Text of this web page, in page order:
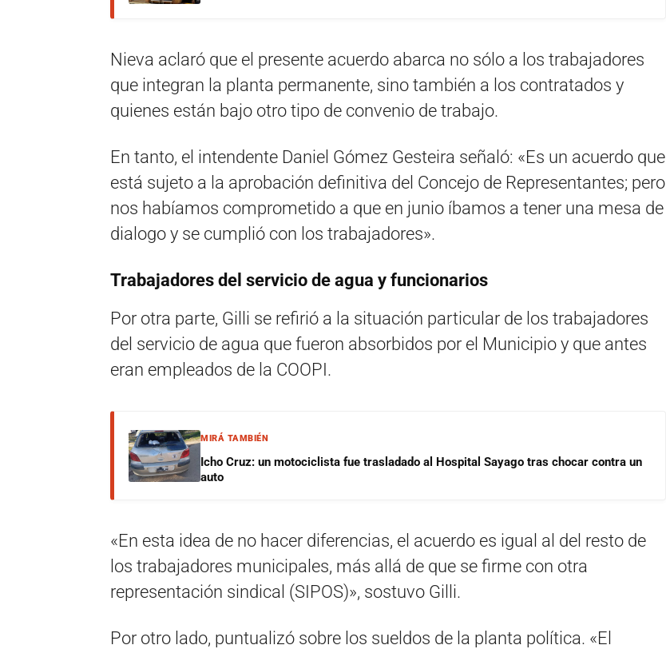
Nieva aclaró que el presente acuerdo abarca no sólo a los trabajadores
que integran la planta permanente, sino también a los contratados y
quienes están bajo otro tipo de convenio de trabajo.
En tanto, el intendente Daniel Gómez Gesteira señaló: «Es un acuerdo que
está sujeto a la aprobación definitiva del Concejo de Representantes; pero
nos habíamos comprometido a que en junio íbamos a tener una mesa de
dialogo y se cumplió con los trabajadores».
Trabajadores del servicio de agua y funcionarios
Por otra parte, Gilli se refirió a la situación particular de los trabajadores
del servicio de agua que fueron absorbidos por el Municipio y que antes
eran empleados de la COOPI.
MIRÁ TAMBIÉN
Icho Cruz: un motociclista fue trasladado al Hospital Sayago tras chocar contra un
auto
«En esta idea de no hacer diferencias, el acuerdo es igual al del resto de
los trabajadores municipales, más allá de que se firme con otra
representación sindical (SIPOS)», sostuvo Gilli.
Por otro lado, puntualizó sobre los sueldos de la planta política. «El